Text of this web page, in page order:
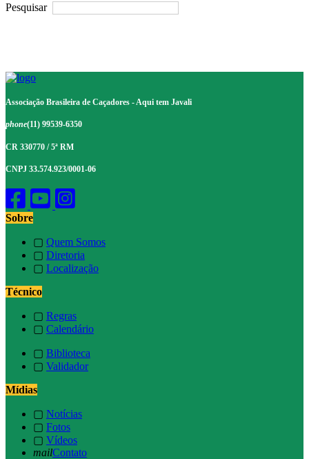
Pesquisar
Associação Brasileira de Caçadores - Aqui tem Javali
phone(11) 99539-6350
CR 330770 / 5ª RM
CNPJ 33.574.923/0001-06
Sobre
▢ Quem Somos
▢ Diretoria
▢ Localização
Técnico
▢ Regras
▢ Calendário
▢ Biblioteca
▢ Validador
Mídias
▢ Notícias
▢ Fotos
▢ Vídeos
mailContato